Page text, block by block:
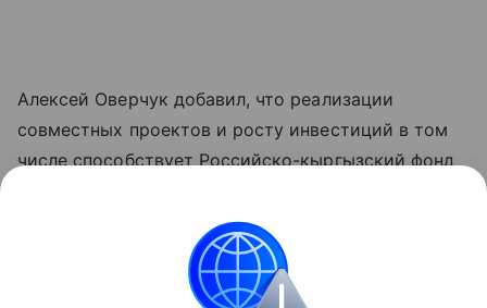
Алексей Оверчук добавил, что реализации
совместных проектов и росту инвестиций в том
числе способствует Российско-кыргызский фонд
укрепления двусторонних связей.
"Реализовано около четырех тысяч проектов во